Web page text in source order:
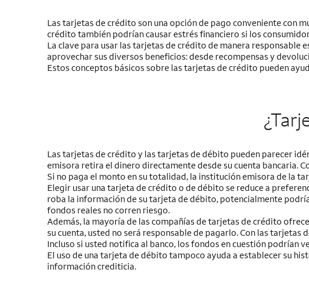
Las tarjetas de crédito son una opción de pago conveniente con
crédito también podrían causar estrés financiero si los
La clave para usar las tarjetas de crédito de manera
aprovechar sus diversos beneficios: desde recompensas y
Estos conceptos básicos sobre las tarjetas de crédito pueden
Las tarjetas de crédito y las tarjetas de débito pueden parecer
emisora retira el dinero directamente desde su cuenta bancaria.
Si no paga el monto en su totalidad, la institución emisora de la
Elegir usar una tarjeta de crédito o de débito se reduce a
roba la información de su tarjeta de débito, potencialmente
fondos reales no corren riesgo.
Además, la mayoría de las compañías de tarjetas de crédito
su cuenta, usted no será responsable de pagarlo. Con las
Incluso si usted notifica al banco, los fondos en cuestión podrían
El uso de una tarjeta de débito tampoco ayuda a establecer su
información crediticia.